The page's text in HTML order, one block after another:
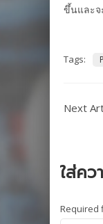
ขึ้นและจ
Tags:
Next
ใส่คว
Required